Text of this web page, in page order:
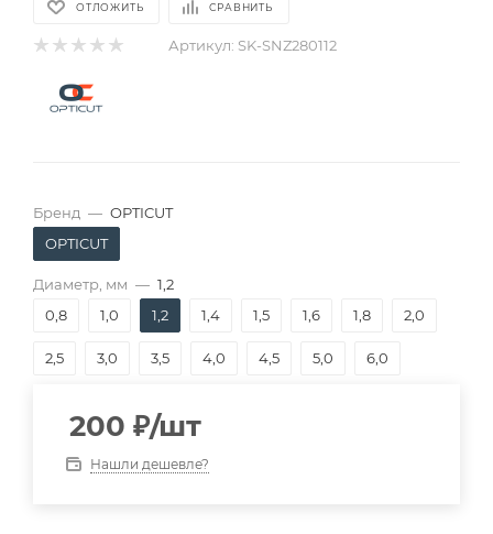
ОТЛОЖИТЬ СРАВНИТЬ
Артикул: SK-SNZ280112
Бренд — OPTICUT
OPTICUT
Диаметр, мм — 1,2
0,8
1,0 1,2 1,4 1,5 1,6 1,8 2,0
2,5 3,0 3,5 4,0 4,5 5,0 6,0
200 ₽/шт
Нашли дешевле?